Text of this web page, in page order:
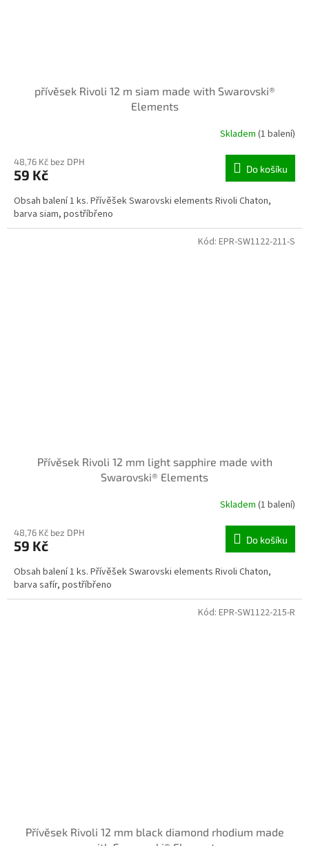
přívěsek Rivoli 12 m siam made with Swarovski®
Elements
Skladem (1 balení)
48,76 Kč bez DPH
59 Kč Do košíku
Obsah balení 1 ks. Přívěšek Swarovski elements Rivoli Chaton,
barva siam, postříbřeno
Přívěsek Rivoli 12 mm light sapphire made with
Swarovski® Elements
Skladem (1 balení)
48,76 Kč bez DPH
59 Kč Do košíku
Obsah balení 1 ks. Přívěšek Swarovski elements Rivoli Chaton,
barva safír, postříbřeno
Kód: EPR-SW1122-211-S
Přívěsek Rivoli 12 mm black diamond rhodium made
Kód: EPR-SW1122-215-R